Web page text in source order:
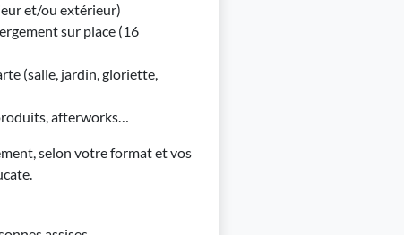
et/ou extérieur)
sur place (16
(salle, jardin, gloriette,
afterworks…
selon votre format et vos